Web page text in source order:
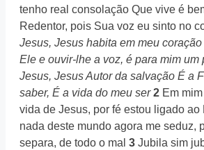
tenho real consolação Que vive é
Redentor, pois Sua voz eu sinto no
Jesus, Jesus habita em meu coração
Ele e ouvir-lhe a voz, é para mim um
Jesus, Jesus Autor da salvação É a
saber, É a vida do meu ser 2 Em
vida de Jesus, por fé estou ligado ao
nada deste mundo agora me seduz,
separa, de todo o mal 3 Jubila sim